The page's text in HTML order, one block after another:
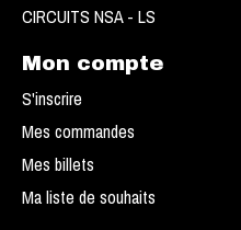
CIRCUITS NSA - LS
Mon compte
S'inscrire
Mes commandes
Mes billets
Ma liste de souhaits